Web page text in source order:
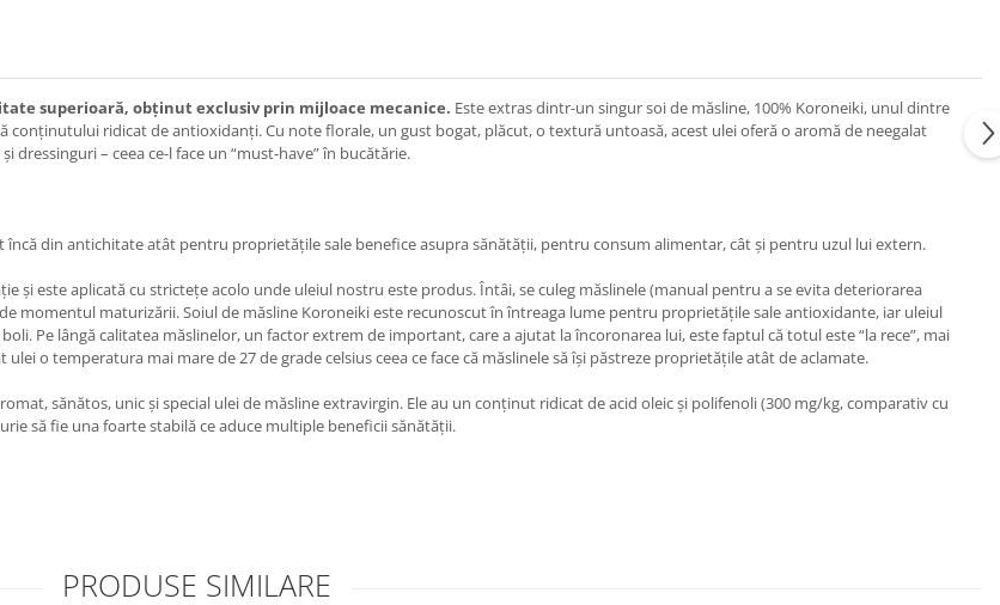
superioară, obținut exclusiv prin mijloace mecanice. Este extras dintr-un singur soi de măsline, 100% Koroneiki, unul dintre
ridicat de antioxidanți. Cu note florale, un gust bogat, plăcut, o textură untoasă, acest ulei oferă o aromă de neegalat
– ceea ce-l face un “must-have” în bucătărie.
din antichitate atât pentru proprietățile sale benefice asupra sănătății, pentru consum alimentar, cât și pentru uzul lui extern.
și este aplicată cu strictețe acolo unde uleiul nostru este produs. Întâi, se culeg măslinele (manual pentru a se evita deteriorarea
momentul maturizării. Soiul de măsline Koroneiki este recunoscut în întreaga lume pentru proprietățile sale antioxidante, iar uleiul
Pe lângă calitatea măslinelor, un factor extrem de important, care a ajutat la încoronarea lui, este faptul că totul este “la rece”, mai
o temperatura mai mare de 27 de grade celsius ceea ce face că măslinele să își păstreze proprietățile atât de aclamate.
sănătos, unic și special ulei de măsline extravirgin. Ele au un conținut ridicat de acid oleic și polifenoli (300 mg/kg, comparativ cu
să fie una foarte stabilă ce aduce multiple beneficii sănătății.
PRODUSE SIMILARE